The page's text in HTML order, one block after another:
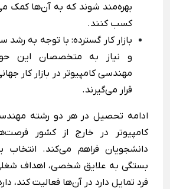
بهره‌مند شوند که به آن‌ها کمک
کسب کنند.
بازار کار گسترده: با توجه به رشد
و نیاز به متخصصان این
مهندسی کامپیوتر در بازار کار
قرار می‌گیرند.
ادامه تحصیل در هر دو رشته
کامپیوتر در خارج از کشور
دانشجویان فراهم می‌کند.
بستگی به علایق شخصی، اهداف
فرد تمایل دارد در آن‌ها فعالیت کند،